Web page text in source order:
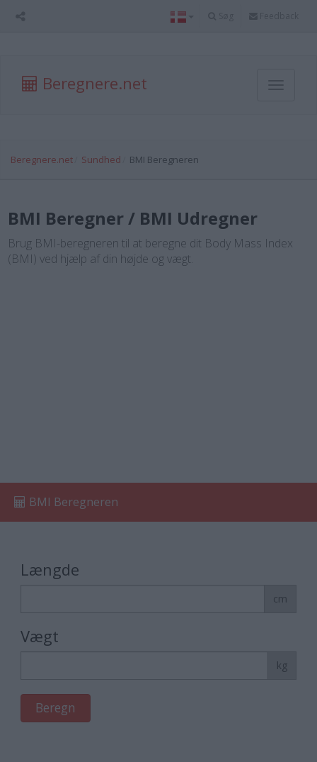
Beregnere.net
Toggle
Beregnere.net Sundhed BMI Beregneren
BMI Beregner / BMI Udregner
Brug BMI-beregneren til at beregne dit Body Mass Index
(BMI) ved hjælp af din højde og vægt.
BMI Beregneren
Længde
cm
Vægt
kg
Beregn